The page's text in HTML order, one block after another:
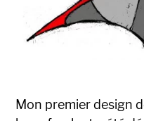
Mon premier design